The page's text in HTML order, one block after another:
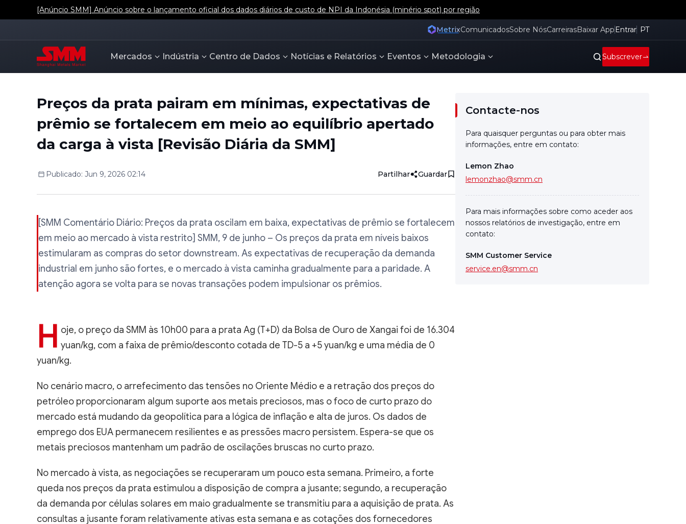
[Anúncio SMM] Anúncio sobre o lançamento oficial dos dados diários de custo de NPI da Indonésia (minério spot) por região
MetrixComunicadosSobre NósCarreirasBaixar App Entrar PT
Mercados Indústria Centro de Dados Notícias e Relatórios Eventos Metodologia Subscrever
Preços da prata pairam em mínimas, expectativas de
prêmio se fortalecem em meio ao equilíbrio apertado
da carga à vista [Revisão Diária da SMM]
Publicado: Jun 9, 2026 02:14 Partilhar Guardar
[SMM Comentário Diário: Preços da prata oscilam em baixa, expectativas de prêmio se fortalecem
em meio ao mercado à vista restrito] SMM, 9 de junho – Os preços da prata em níveis baixos
estimularam as compras do setor downstream. As expectativas de recuperação da demanda
industrial em junho são fortes, e o mercado à vista caminha gradualmente para a paridade. A
atenção agora se volta para se novas transações podem impulsionar os prêmios.
H oje, o preço da SMM às 10h00 para a prata Ag (T+D) da Bolsa de Ouro de Xangai foi de 16.304
yuan/kg, com a faixa de prêmio/desconto cotada de TD-5 a +5 yuan/kg e uma média de 0
yuan/kg.
No cenário macro, o arrefecimento das tensões no Oriente Médio e a retração dos preços do
petróleo proporcionaram algum suporte aos metais preciosos, mas o foco de curto prazo do
mercado está mudando da geopolítica para a lógica de inflação e alta de juros. Os dados de
emprego dos EUA permanecem resilientes e as pressões macro persistem. Espera-se que os
metais preciosos mantenham um padrão de oscilações bruscas no curto prazo.
No mercado à vista, as negociações se recuperaram um pouco esta semana. Primeiro, a forte
queda nos preços da prata estimulou a disposição de compra a jusante; segundo, a recuperação
da demanda por células solares em maio gradualmente se transmitiu para a aquisição de prata. As
consultas a jusante foram relativamente ativas esta semana e as cotações dos fornecedores
Contacte-nos
Para quaisquer perguntas ou para obter mais
informações, entre em contato:
Lemon Zhao
lemonzhao@smm.cn
Para mais informações sobre como aceder aos
nossos relatórios de investigação, entre em
contato:
SMM Customer Service
service.en@smm.cn